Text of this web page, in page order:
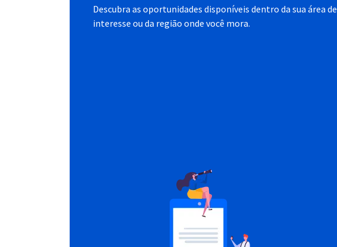
Descubra as oportunidades disponíveis dentro da sua área de
interesse ou da região onde você mora.